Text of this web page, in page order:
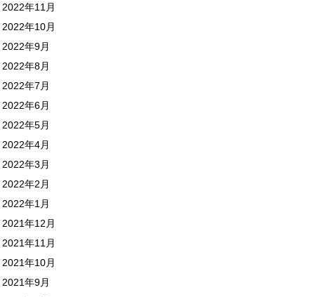
2022年11月
2022年10月
2022年9月
2022年8月
2022年7月
2022年6月
2022年5月
2022年4月
2022年3月
2022年2月
2022年1月
2021年12月
2021年11月
2021年10月
2021年9月